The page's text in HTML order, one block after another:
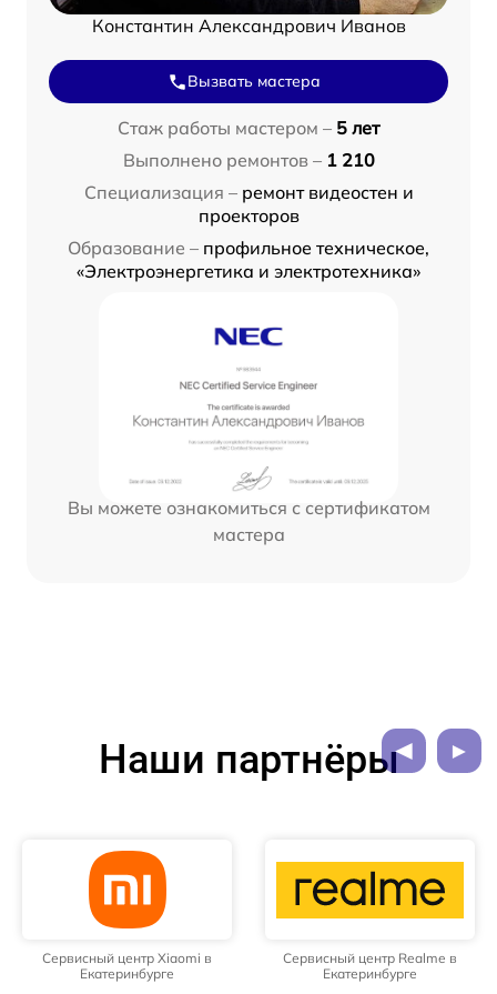
Константин Александрович Иванов
Вызвать мастера
Стаж работы мастером – 5 лет
Выполнено ремонтов – 1 210
Специализация – ремонт видеостен и
проекторов
Образование – профильное техническое,
«Электроэнергетика и электротехника»
Вы можете ознакомиться с сертификатом
мастера
Наши партнёры
Сервисный центр Xiaomi в
Екатеринбурге
Сервисный центр Realme в
Екатеринбурге